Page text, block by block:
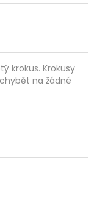
krokus. Krokusy
na žádné